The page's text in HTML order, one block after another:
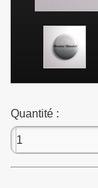
Quantité :